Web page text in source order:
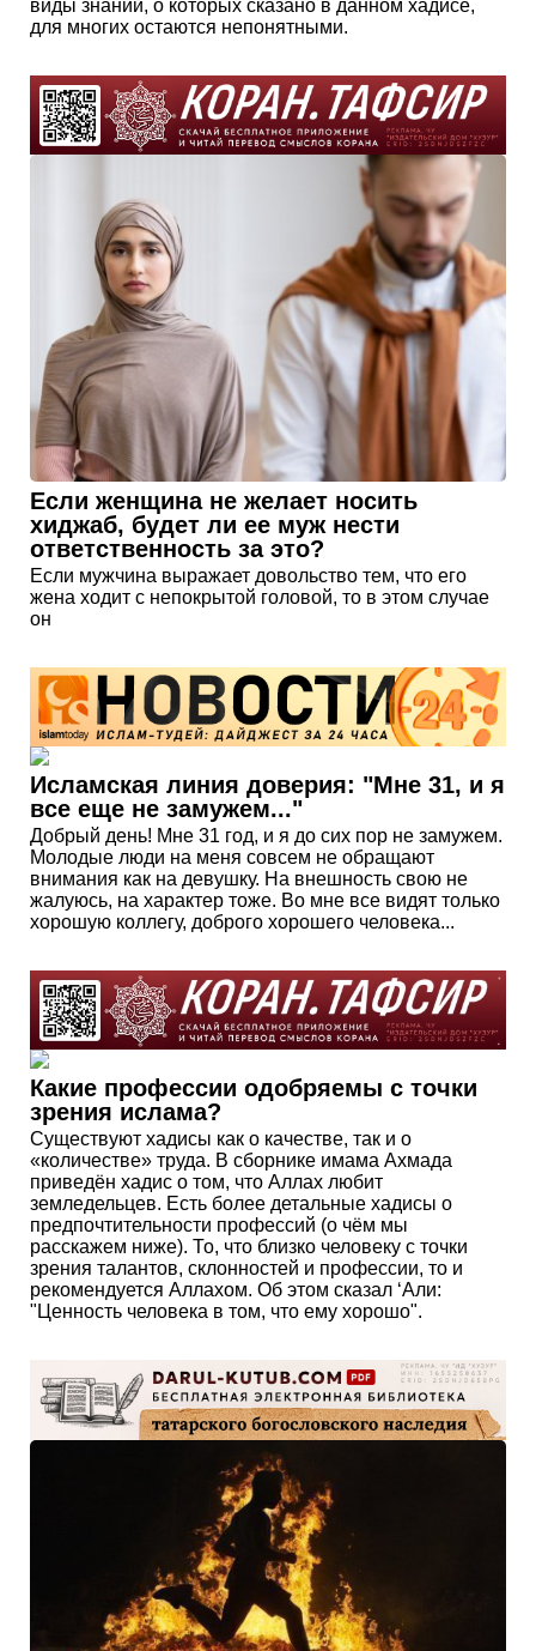
виды знаний, о которых сказано в данном хадисе,
для многих остаются непонятными.
Если женщина не желает носить
хиджаб, будет ли ее муж нести
ответственность за это?
Если мужчина выражает довольство тем, что его
жена ходит с непокрытой головой, то в этом случае
он
Исламская линия доверия: "Мне 31, и я
все еще не замужем..."
Добрый день! Мне 31 год, и я до сих пор не замужем.
Молодые люди на меня совсем не обращают
внимания как на девушку. На внешность свою не
жалуюсь, на характер тоже. Во мне все видят только
хорошую коллегу, доброго хорошего человека...
Какие профессии одобряемы с точки
зрения ислама?
Существуют хадисы как о качестве, так и о
«количестве» труда. В сборнике имама Ахмада
приведён хадис о том, что Аллах любит
земледельцев. Есть более детальные хадисы о
предпочтительности профессий (о чём мы
расскажем ниже). То, что близко человеку с точки
зрения талантов, склонностей и профессии, то и
рекомендуется Аллахом. Об этом сказал ‘Али:
"Ценность человека в том, что ему хорошо".